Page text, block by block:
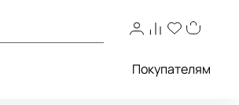
Покупателям